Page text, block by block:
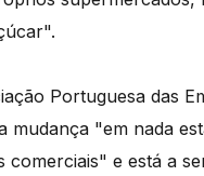
Portuguesa das
mudança "em nada
comerciais" e está a